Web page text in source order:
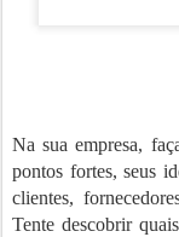
Na sua empresa,
pontos fortes, seus
clientes,
Tente descobrir